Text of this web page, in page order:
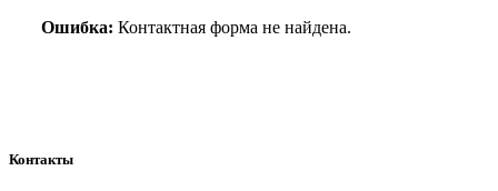
Ошибка: Контактная форма не найдена.
Контакты